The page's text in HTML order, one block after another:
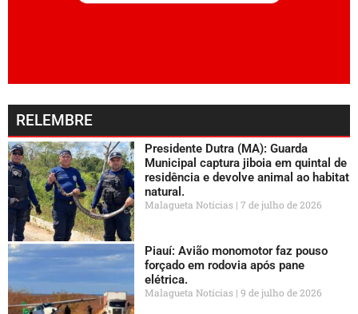
RELEMBRE
Presidente Dutra (MA): Guarda
Municipal captura jiboia em quintal de
residência e devolve animal ao habitat
natural.
Malagueta Notícias 7 de julho de 2026
Piauí: Avião monomotor faz pouso
forçado em rodovia após pane
elétrica.
Malagueta Notícias 9 de julho de 2026